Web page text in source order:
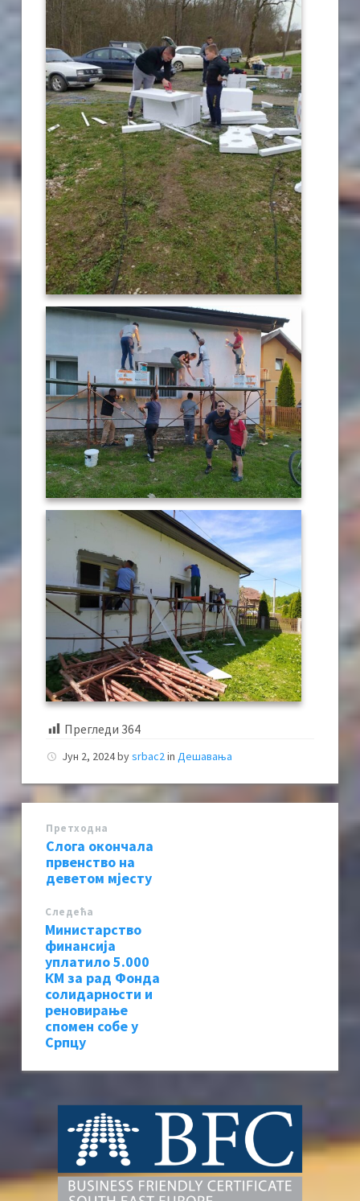
Прегледи 364
Јун 2, 2024bysrbac2in Дешавања
Претходна
Слога окончала
првенство на
деветом мјесту
Следећa
Министарство
финансија
уплатило 5.000
КМ за рад Фонда
солидарности и
реновирање
спомен собе у
Српцу